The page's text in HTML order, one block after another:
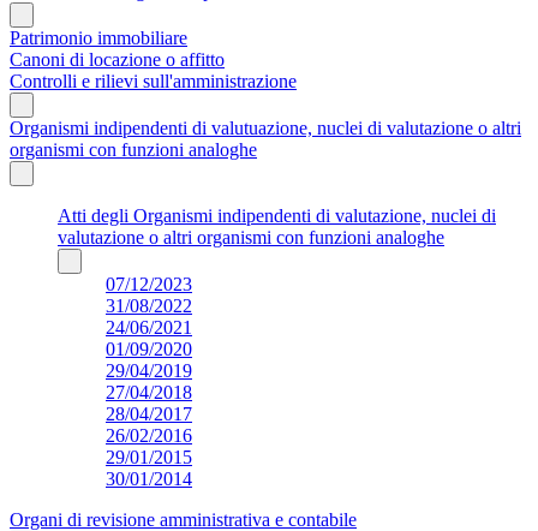
Patrimonio immobiliare
Canoni di locazione o affitto
Controlli e rilievi sull'amministrazione
Organismi indipendenti di valutuazione, nuclei di valutazione o altri
organismi con funzioni analoghe
Atti degli Organismi indipendenti di valutazione, nuclei di
valutazione o altri organismi con funzioni analoghe
07/12/2023
31/08/2022
24/06/2021
01/09/2020
29/04/2019
27/04/2018
28/04/2017
26/02/2016
29/01/2015
30/01/2014
Organi di revisione amministrativa e contabile